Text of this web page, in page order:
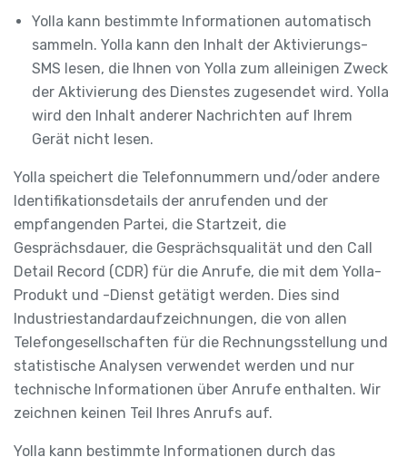
Yolla kann bestimmte Informationen automatisch
sammeln. Yolla kann den Inhalt der Aktivierungs-
SMS lesen, die Ihnen von Yolla zum alleinigen Zweck
der Aktivierung des Dienstes zugesendet wird. Yolla
wird den Inhalt anderer Nachrichten auf Ihrem
Gerät nicht lesen.
Yolla speichert die Telefonnummern und/oder andere
Identifikationsdetails der anrufenden und der
empfangenden Partei, die Startzeit, die
Gesprächsdauer, die Gesprächsqualität und den Call
Detail Record (CDR) für die Anrufe, die mit dem Yolla-
Produkt und -Dienst getätigt werden. Dies sind
Industriestandardaufzeichnungen, die von allen
Telefongesellschaften für die Rechnungsstellung und
statistische Analysen verwendet werden und nur
technische Informationen über Anrufe enthalten. Wir
zeichnen keinen Teil Ihres Anrufs auf.
Yolla kann bestimmte Informationen durch das